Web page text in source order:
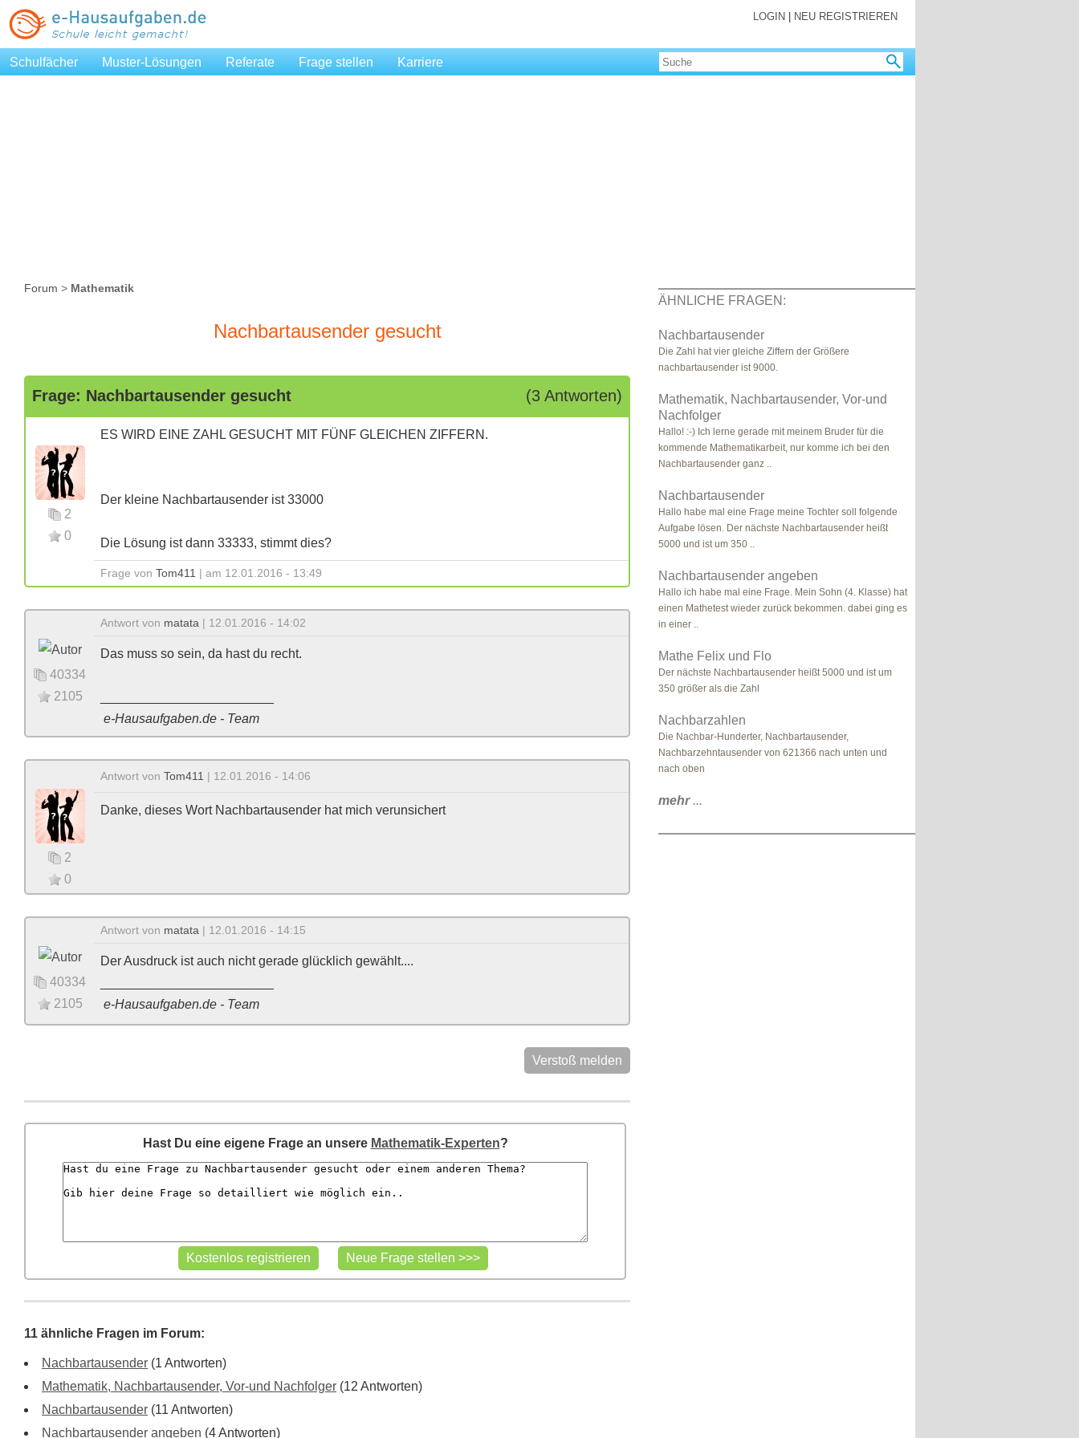
LOGIN NEU REGISTRIEREN
Schulfächer Muster-Lösungen Referate Frage stellen Karriere
Forum > Mathematik
Nachbartausender gesucht
Frage: Nachbartausender gesucht (3 Antworten)
2
0
ES WIRD EINE ZAHL GESUCHT MIT FÜNF GLEICHEN ZIFFERN.
Der kleine Nachbartausender ist 33000
Die Lösung ist dann 33333, stimmt dies?
Frage von Tom411 | am 12.01.2016 - 13:49
40334
2105
Antwort von matata | 12.01.2016 - 14:02
Das muss so sein, da hast du recht.
e-Hausaufgaben.de - Team
2
0
Antwort von Tom411 | 12.01.2016 - 14:06
Danke, dieses Wort Nachbartausender hat mich verunsichert
40334
2105
Antwort von matata | 12.01.2016 - 14:15
Der Ausdruck ist auch nicht gerade glücklich gewählt....
e-Hausaufgaben.de - Team
Verstoß melden
Hast Du eine eigene Frage an unsere Mathematik-Experten?
11 ähnliche Fragen im Forum:
Nachbartausender (1 Antworten)
Mathematik, Nachbartausender, Vor-und Nachfolger (12 Antworten)
Nachbartausender (11 Antworten)
Nachbartausender angeben (4 Antworten)
ÄHNLICHE FRAGEN:
Nachbartausender
Die Zahl hat vier gleiche Ziffern der Größere
nachbartausender ist 9000.
Mathematik, Nachbartausender, Vor-und
Nachfolger
Hallo! :-) Ich lerne gerade mit meinem Bruder für die
kommende Mathematikarbeit, nur komme ich bei den
Nachbartausender ganz ..
Nachbartausender
Hallo habe mal eine Frage meine Tochter soll folgende
Aufgabe lösen. Der nächste Nachbartausender heißt
5000 und ist um 350 ..
Nachbartausender angeben
Hallo ich habe mal eine Frage. Mein Sohn (4. Klasse) hat
einen Mathetest wieder zurück bekommen. dabei ging es
in einer ..
Mathe Felix und Flo
Der nächste Nachbartausender heißt 5000 und ist um
350 größer als die Zahl
Nachbarzahlen
Die Nachbar-Hunderter, Nachbartausender,
Nachbarzehntausender von 621366 nach unten und
nach oben
mehr...